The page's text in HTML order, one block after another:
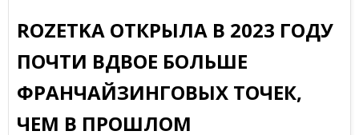
ROZETKA ОТКРЫЛА В 2023 ГОДУ
ПОЧТИ ВДВОЕ БОЛЬШЕ
ФРАНЧАЙЗИНГОВЫХ ТОЧЕК,
ЧЕМ В ПРОШЛОМ